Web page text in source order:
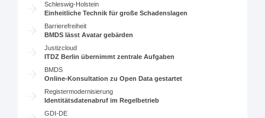
Schleswig-Holstein
Einheitliche Technik für große Schadenslagen
Barrierefreiheit
BMDS lässt Avatar gebärden
Justizcloud
ITDZ Berlin übernimmt zentrale Aufgaben
BMDS
Online-Konsultation zu Open Data gestartet
Registermodernisierung
Identitätsdatenabruf im Regelbetrieb
GDI-DE